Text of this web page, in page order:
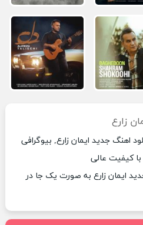
زارع
اهنگ جدید ایمان زارع, بیوگرافی
با کیفیت عالی
ایمان زارع به صورت یک جا در